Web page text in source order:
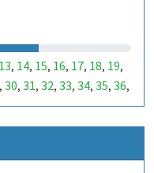
13, 14, 15, 16, 17, 18, 19,
, 30, 31, 32, 33, 34, 35, 36,
,47,48,49,50,51,52,53,
,107,108,109,110,
,131,132,133,134,